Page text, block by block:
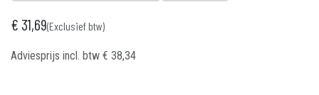
€ 31,69(Exclusief btw)
Adviesprijs incl. btw € 38,34